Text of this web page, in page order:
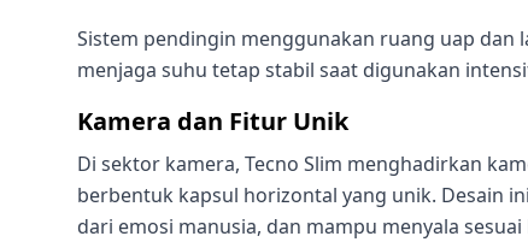
Sistem pendingin menggunakan ruang uap
menjaga suhu tetap stabil saat digunakan
Kamera dan Fitur Unik
Di sektor kamera, Tecno Slim menghadirkan
berbentuk kapsul horizontal yang unik. Desain
dari emosi manusia, dan mampu menyala